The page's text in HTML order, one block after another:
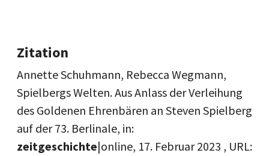
Zitation
Annette Schuhmann, Rebecca Wegmann,
Spielbergs Welten. Aus Anlass der Verleihung
des Goldenen Ehrenbären an Steven Spielberg
auf der 73. Berlinale, in:
zeitgeschichte|online, 17. Februar 2023 , URL: